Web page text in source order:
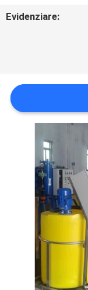
MAPPA
PRIVACY
POLICY
Evidenziare: